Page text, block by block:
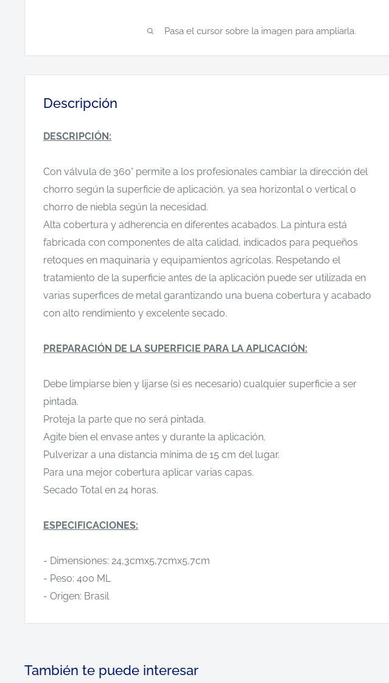
Pasa el cursor sobre la imagen para ampliarla.
Descripción
DESCRIPCIÓN:
Con válvula de 360° permite a los profesionales cambiar la dirección del
chorro según la superficie de aplicación, ya sea horizontal o vertical o
chorro de niebla según la necesidad.
Alta cobertura y adherencia en diferentes acabados. La pintura está
fabricada con componentes de alta calidad, indicados para pequeños
retoques en maquinaria y equipamientos agrícolas. Respetando el
tratamiento de la superficie antes de la aplicación puede ser utilizada en
varias superfices de metal garantizando una buena cobertura y acabado
con alto rendimiento y excelente secado.
PREPARACIÓN DE LA SUPERFICIE PARA LA APLICACIÓN:
Debe limpiarse bien y lijarse (si es necesario) cualquier superficie a ser
pintada.
Proteja la parte que no será pintada.
Agite bien el envase antes y durante la aplicación.
Pulverizar a una distancia mínima de 15 cm del lugar.
Para una mejor cobertura aplicar varias capas.
Secado Total en 24 horas.
ESPECIFICACIONES:
- Dimensiones: 24,3cmx5,7cmx5,7cm
- Peso: 400 ML
- Origen: Brasil
También te puede interesar